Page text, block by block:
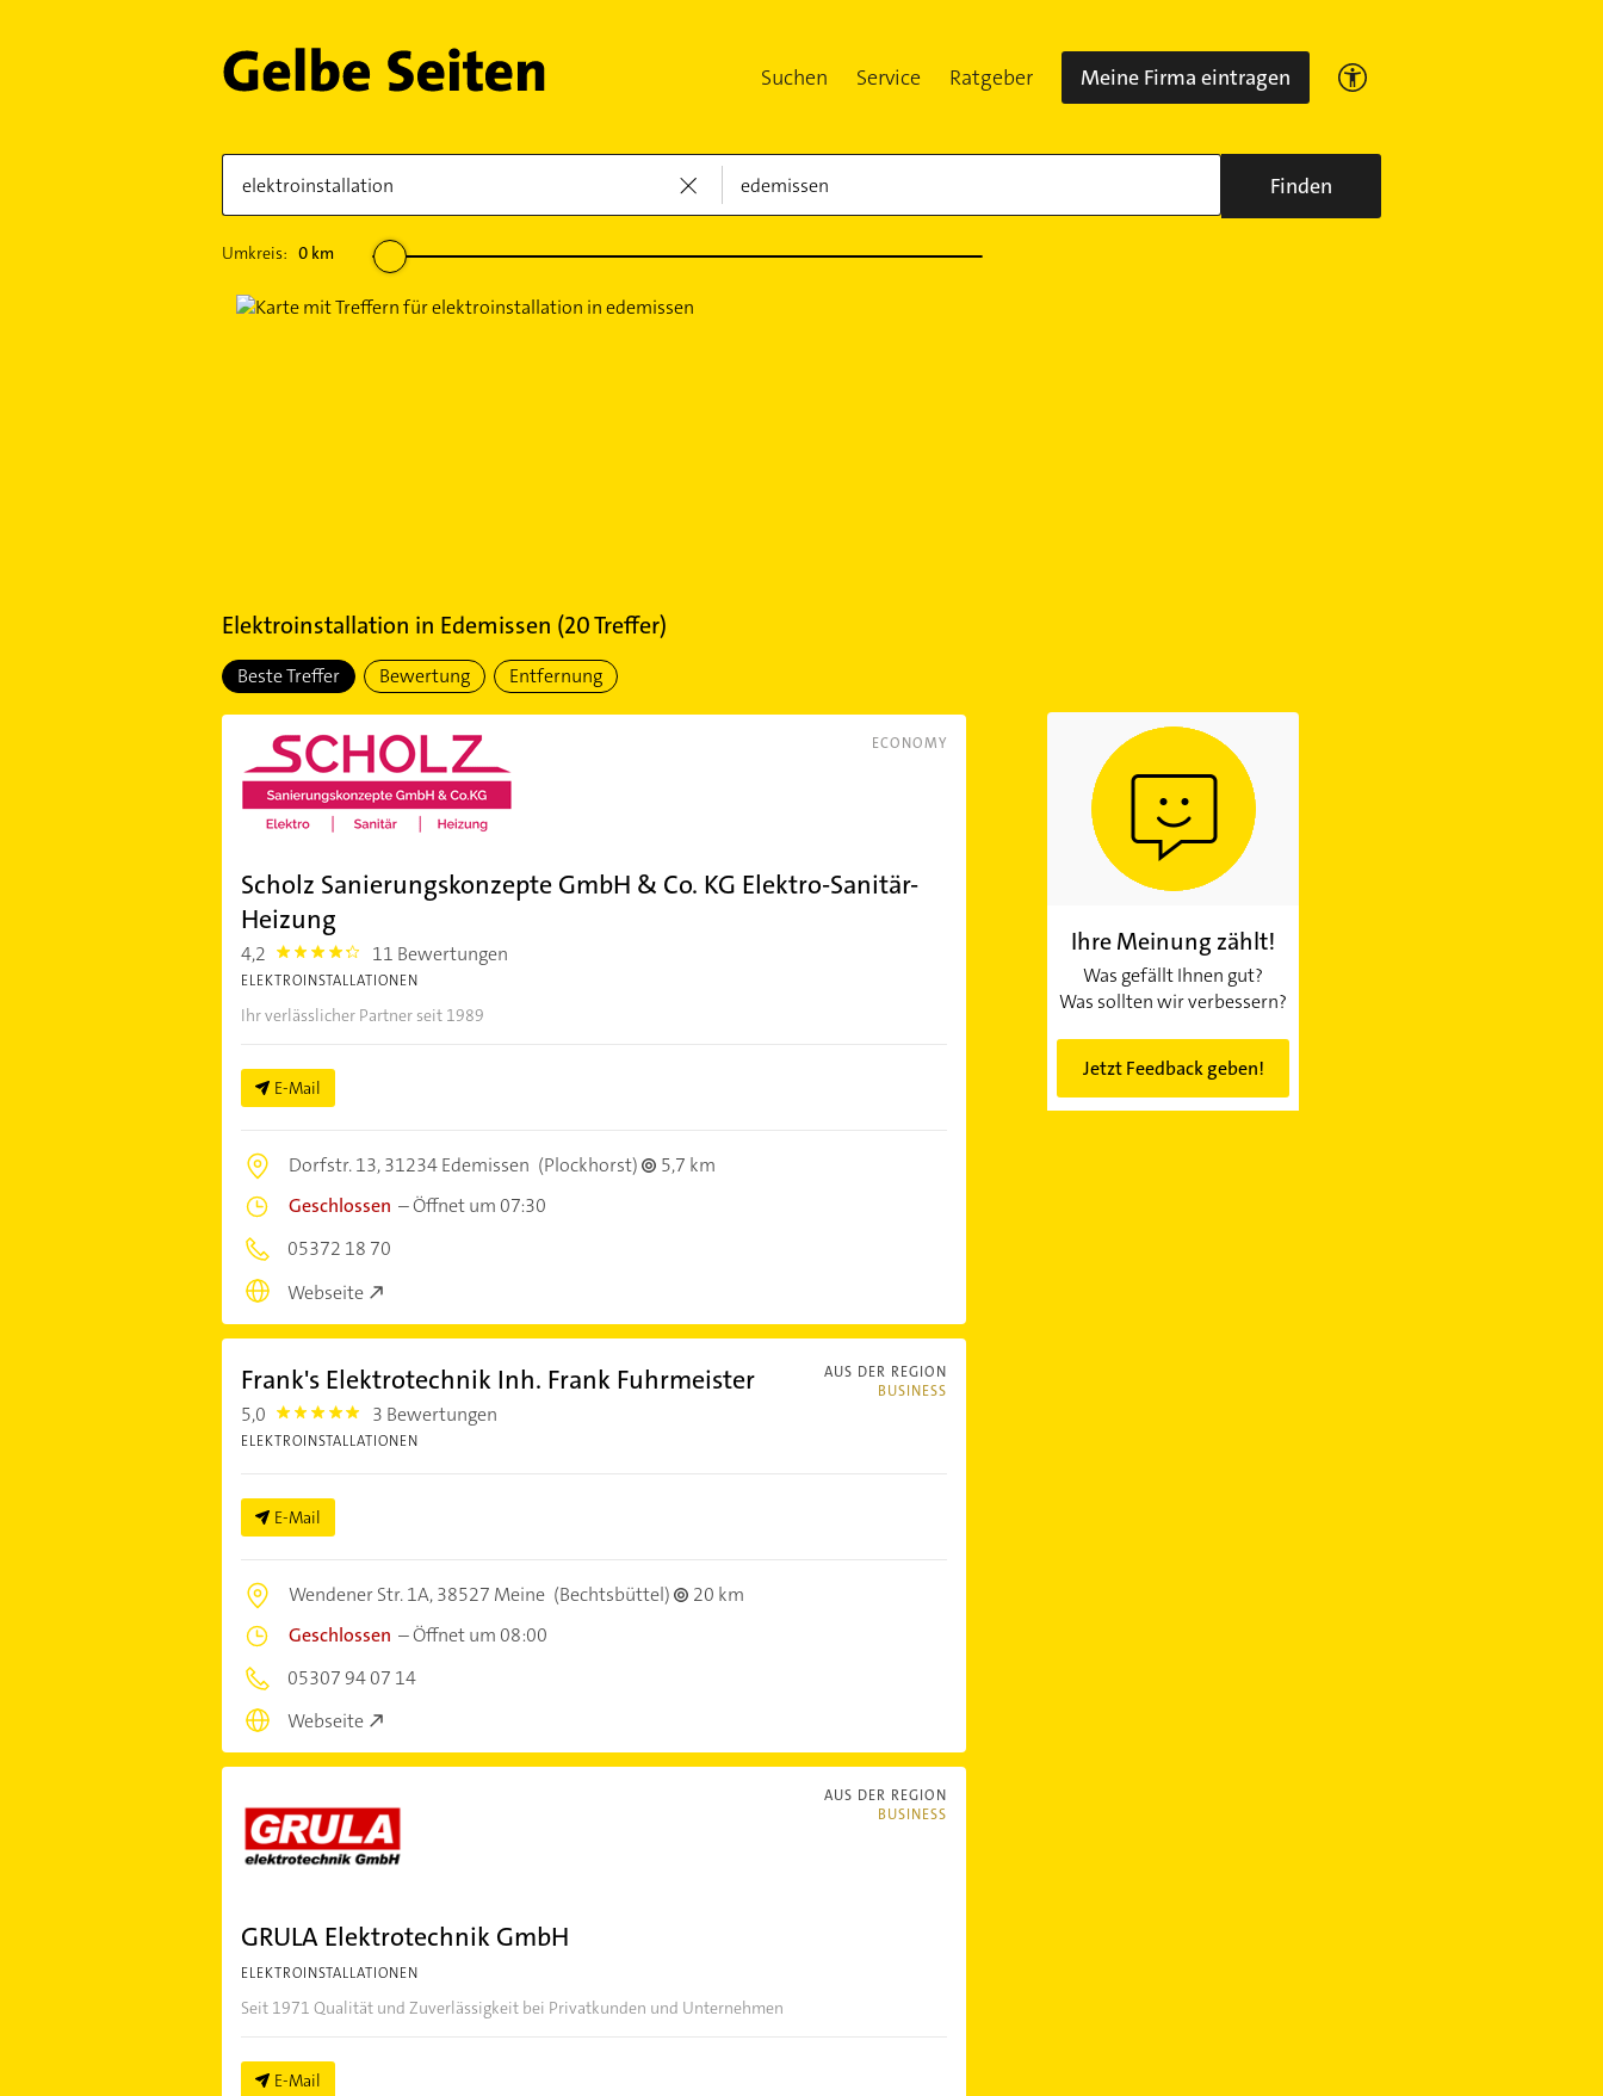
Suchen Service Ratgeber Meine Firma eintragen
Finden
Umkreis: 0km
Elektroinstallation in Edemissen (20Treffer)
Beste Treffer Bewertung Entfernung
ECONOMY
Scholz Sanierungskonzepte GmbH & Co. KG Elektro-Sanitär-
Heizung
4,2 4.2000003 11 Bewertungen
ELEKTROINSTALLATIONEN
Ihr verlässlicher Partner seit 1989
E-Mail
Dorfstr. 13,31234 Edemissen (Plockhorst)
5,7 km
Geschlossen –Öffnet um 07:30
05372 18 70
Webseite
AUS DER REGION
BUSINESS
Frank's Elektrotechnik Inh. Frank Fuhrmeister
5,0 5.0 3 Bewertungen
ELEKTROINSTALLATIONEN
E-Mail
Wendener Str. 1A,38527 Meine (Bechtsbüttel)
20 km
Geschlossen –Öffnet um 08:00
05307 94 07 14
Webseite
AUS DER REGION
BUSINESS
GRULA Elektrotechnik GmbH
ELEKTROINSTALLATIONEN
Seit 1971 Qualität und Zuverlässigkeit bei Privatkunden und Unternehmen
E-Mail
Ihre Meinung zählt!
Was gefällt Ihnen gut?
Was sollten wir verbessern?
Jetzt Feedback geben!